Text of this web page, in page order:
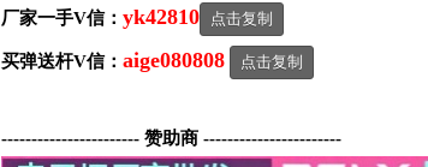
厂家一手V信： yk42810 点击复制
买弹送杆V信： aige080808 点击复制
----------------------- 赞助商 -----------------------